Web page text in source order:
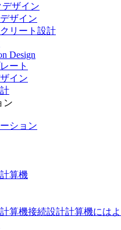
デザイン
ザイン
リート設計
Design
ート
イン
ン
ション
算機
算機接続設計計算機には